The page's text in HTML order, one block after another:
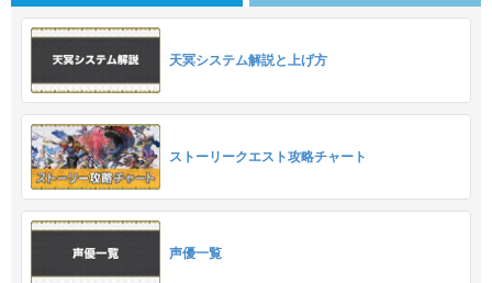
天冥システム解説と上げ方
ストーリークエスト攻略チャート
声優一覧